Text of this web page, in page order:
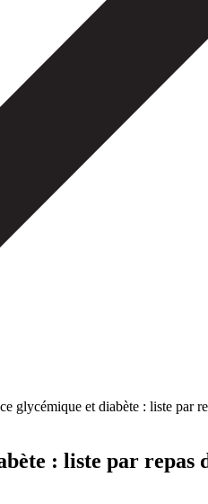
glycémique et diabète : liste par
: liste par repas